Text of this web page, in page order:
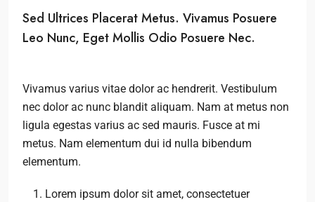
Sed Ultrices Placerat Metus. Vivamus Posuere
Leo Nunc, Eget Mollis Odio Posuere Nec.
Vivamus varius vitae dolor ac hendrerit. Vestibulum
nec dolor ac nunc blandit aliquam. Nam at metus non
ligula egestas varius ac sed mauris. Fusce at mi
metus. Nam elementum dui id nulla bibendum
elementum.
Lorem ipsum dolor sit amet, consectetuer